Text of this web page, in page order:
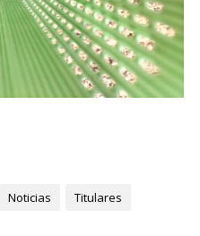
Noticias Titulares